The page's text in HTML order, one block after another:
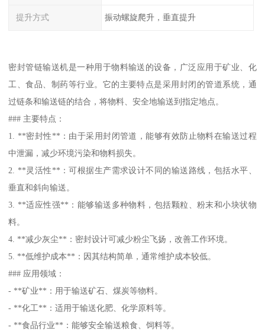
提升方式 振动螺旋爬升，垂直提升
密封管链输送机是一种用于物料输送的设备，广泛应用于矿业、化
工、食品、制药等行业。它的主要特点是采用封闭的管道系统，通
过链条和输送链的结合，将物料、安全地输送到指定地点。
### 主要特点：
1. **密封性**：由于采用封闭管道，能够有效防止物料在输送过程
中泄漏，减少环境污染和物料损失。
2. **灵活性**：可根据生产需求设计不同的输送路线，包括水平、
垂直和斜向输送。
3. **适应性强**：能够输送多种物料，包括颗粒、粉末和小块状物
料。
4. **减少灰尘**：密封设计可减少粉尘飞扬，改善工作环境。
5. **低维护成本**：因其结构简单，通常维护成本较低。
### 应用领域：
- **矿业**：用于输送矿石、煤炭等物料。
- **化工**：适用于输送化肥、化学原料等。
- **食品行业**：能够安全输送粮食、饲料等。